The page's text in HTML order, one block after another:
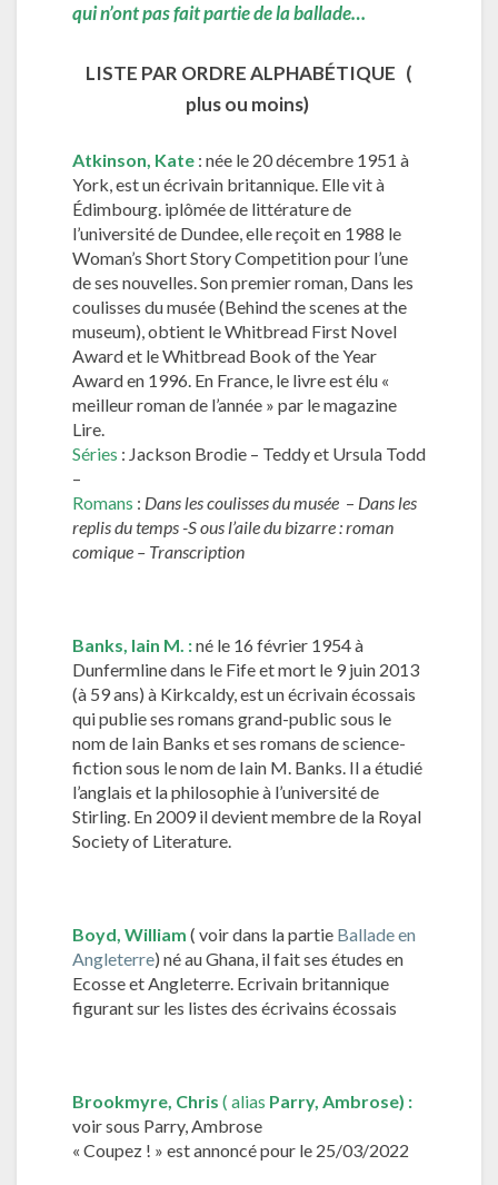
qui n’ont pas fait partie de la ballade…
LISTE PAR ORDRE ALPHABÉTIQUE (
plus ou moins)
Atkinson, Kate : née le 20 décembre 1951 à
York, est un écrivain britannique. Elle vit à
Édimbourg. iplômée de littérature de
l’université de Dundee, elle reçoit en 1988 le
Woman’s Short Story Competition pour l’une
de ses nouvelles. Son premier roman, Dans les
coulisses du musée (Behind the scenes at the
museum), obtient le Whitbread First Novel
Award et le Whitbread Book of the Year
Award en 1996. En France, le livre est élu «
meilleur roman de l’année » par le magazine
Lire.
Séries : Jackson Brodie – Teddy et Ursula Todd
–
Romans : Dans les coulisses du musée – Dans les
replis du temps -S ous l’aile du bizarre : roman
comique – Transcription
Banks, Iain M. :né le 16 février 1954 à
Dunfermline dans le Fife et mort le 9 juin 2013
(à 59 ans) à Kirkcaldy, est un écrivain écossais
qui publie ses romans grand-public sous le
nom de Iain Banks et ses romans de science-
fiction sous le nom de Iain M. Banks. Il a étudié
l’anglais et la philosophie à l’université de
Stirling. En 2009 il devient membre de la Royal
Society of Literature.
Boyd, William ( voir dans la partie Ballade en
Angleterre) né au Ghana, il fait ses études en
Ecosse et Angleterre. Ecrivain britannique
figurant sur les listes des écrivains écossais
Brookmyre, Chris ( alias Parry, Ambrose) :
voir sous Parry, Ambrose
« Coupez ! » est annoncé pour le 25/03/2022